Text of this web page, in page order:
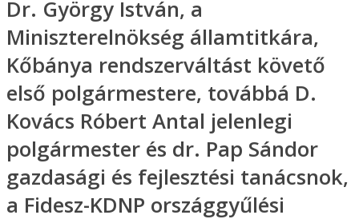
Dr. György István, a
Miniszterelnökség államtitkára,
Kőbánya rendszerváltást követő
első polgármestere, továbbá D.
Kovács Róbert Antal jelenlegi
polgármester és dr. Pap Sándor
gazdasági és fejlesztési tanácsnok,
a Fidesz-KDNP országgyűlési